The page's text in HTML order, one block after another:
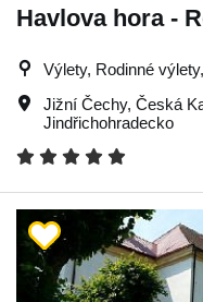
Havlova hora -
Výlety, Rodinné
Jižní Čechy, Česká
Jindřichohradecko